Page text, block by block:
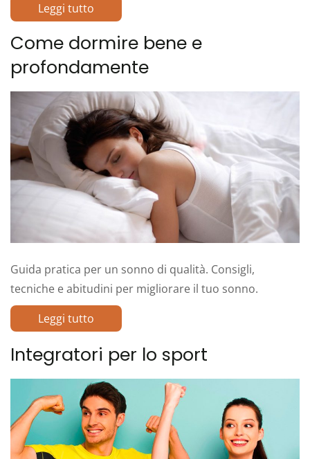
Leggi tutto
Come dormire bene e
profondamente
Guida pratica per un sonno di qualità. Consigli,
tecniche e abitudini per migliorare il tuo sonno.
Leggi tutto
Integratori per lo sport